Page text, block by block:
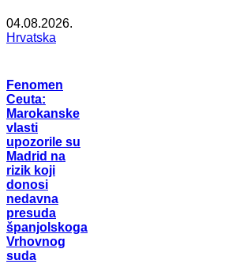
04.08.2026.
Hrvatska
Fenomen
Ceuta:
Marokanske
vlasti
upozorile su
Madrid na
rizik koji
donosi
nedavna
presuda
španjolskoga
Vrhovnog
suda